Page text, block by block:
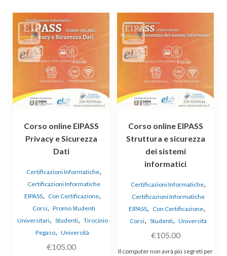
Corso online EIPASS
Privacy e Sicurezza
Dati
Certificazioni Informatiche,
Certificazioni Informatiche
EIPASS, Con Certificazione,
Corsi, Promo Studenti
Universitari, Studenti, Tirocinio
Pegaso, Università
€105.00
Corso online EIPASS
Struttura e sicurezza
dei sistemi
informatici
Certificazioni Informatiche,
Certificazioni Informatiche
EIPASS, Con Certificazione,
Corsi, Studenti, Università
€105.00
Il computer non avrà più segreti per